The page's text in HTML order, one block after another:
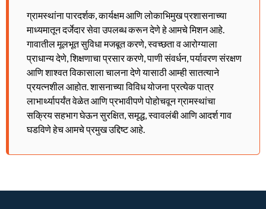
ग्रामस्थांना पारदर्शक, कार्यक्षम आणि लोकाभिमुख प्रशासनाच्या
माध्यमातून दर्जेदार सेवा उपलब्ध करून देणे हे आमचे मिशन आहे.
गावातील मूलभूत सुविधा मजबूत करणे, स्वच्छता व आरोग्याला
प्राधान्य देणे, शिक्षणाचा प्रसार करणे, पाणी संवर्धन, पर्यावरण संरक्षण
आणि शाश्वत विकासाला चालना देणे यासाठी आम्ही सातत्याने
प्रयत्नशील आहोत. शासनाच्या विविध योजना प्रत्येक पात्र
लाभार्थ्यापर्यंत वेळेत आणि प्रभावीपणे पोहोचवून ग्रामस्थांचा
सक्रिय सहभाग घेऊन सुरक्षित, समृद्ध, स्वावलंबी आणि आदर्श गाव
घडविणे हेच आमचे प्रमुख उद्दिष्ट आहे.